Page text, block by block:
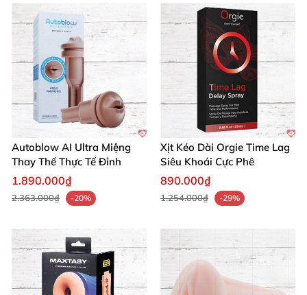
Autoblow AI Ultra Miệng
Thay Thế Thực Tế Đỉnh
1.890.000₫
2.363.000₫ -20%
Xịt Kéo Dài Orgie Time Lag
Siêu Khoái Cực Phê
890.000₫
1.254.000₫ -29%